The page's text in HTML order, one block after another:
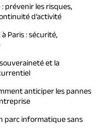
prévenir les risques,
d’activité
Paris : sécurité,
et la
anticiper les pannes
parc informatique sans